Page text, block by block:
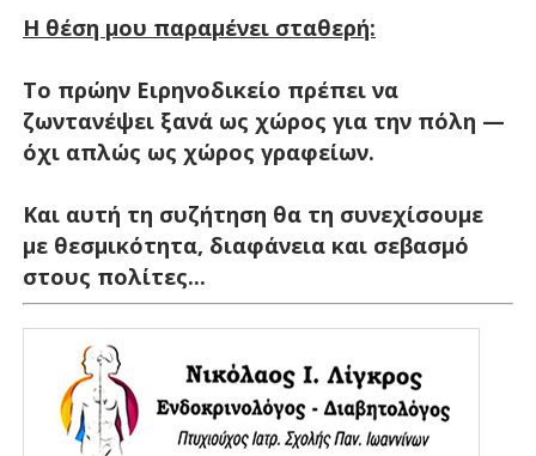
Η θέση μου παραμένει σταθερή:
Το πρώην Ειρηνοδικείο πρέπει να
ζωντανέψει ξανά ως χώρος για την πόλη —
όχι απλώς ως χώρος γραφείων.
Και αυτή τη συζήτηση θα τη συνεχίσουμε
με θεσμικότητα, διαφάνεια και σεβασμό
στους πολίτες...